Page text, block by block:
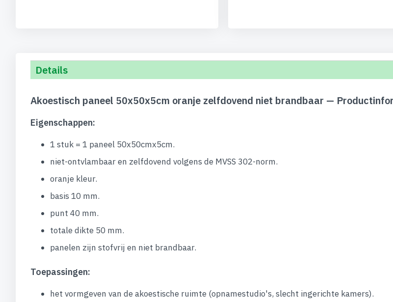
Details
Akoestisch paneel 50x50x5cm oranje zelfdovend niet brandbaar —
Eigenschappen:
1 stuk = 1 paneel 50x50cmx5cm.
niet-ontvlambaar en zelfdovend volgens de MVSS 302-norm.
oranje kleur.
basis 10 mm.
punt 40 mm.
totale dikte 50 mm.
panelen zijn stofvrij en niet brandbaar.
Toepassingen:
het vormgeven van de akoestische ruimte (opnamestudio's, slecht ingerichte kamers).